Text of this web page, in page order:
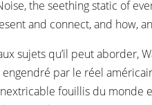
the seething static of
and connect, and how,
sujets qu’il peut aborder,
par le réel
fouillis du